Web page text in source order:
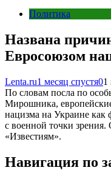
Политика
Названа
Евросоюзом
Lenta.ru1 месяц спустя01
По словам посла по
Мирошника,
нацизма на Украине как
с военной точки
«Известиям».
Навигация по